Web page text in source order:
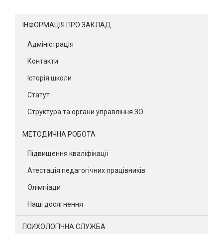
ІНФОРМАЦІЯ ПРО ЗАКЛАД
Адміністрація
Контакти
Історія школи
Статут
Структура та органи управління ЗО
МЕТОДИЧНА РОБОТА
Підвищення кваліфікації
Атестація педагогічних працівників
Олімпіади
Наші досягнення
ПСИХОЛОГІЧНА СЛУЖБА